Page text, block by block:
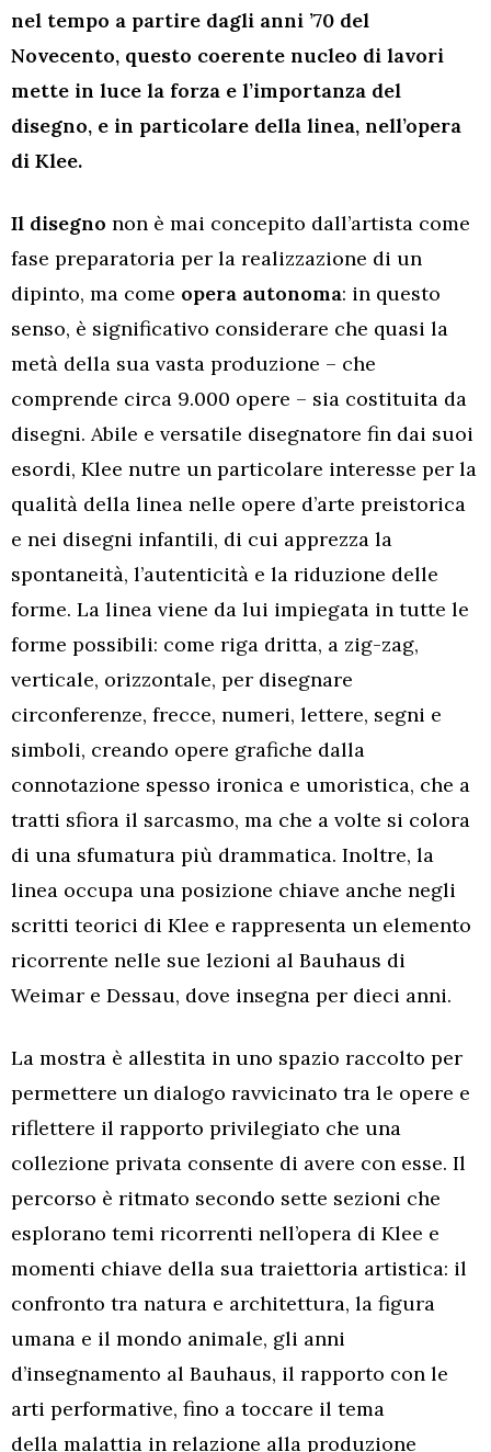
nel tempo a partire dagli anni ’70 del
Novecento, questo coerente nucleo di lavori
mette in luce la forza e l’importanza del
disegno, e in particolare della linea, nell’opera
di Klee.
Il disegno non è mai concepito dall’artista come
fase preparatoria per la realizzazione di un
dipinto, ma come opera autonoma: in questo
senso, è significativo considerare che quasi la
metà della sua vasta produzione – che
comprende circa 9.000 opere – sia costituita da
disegni. Abile e versatile disegnatore fin dai suoi
esordi, Klee nutre un particolare interesse per la
qualità della linea nelle opere d’arte preistorica
e nei disegni infantili, di cui apprezza la
spontaneità, l’autenticità e la riduzione delle
forme. La linea viene da lui impiegata in tutte le
forme possibili: come riga dritta, a zig-zag,
verticale, orizzontale, per disegnare
circonferenze, frecce, numeri, lettere, segni e
simboli, creando opere grafiche dalla
connotazione spesso ironica e umoristica, che a
tratti sfiora il sarcasmo, ma che a volte si colora
di una sfumatura più drammatica. Inoltre, la
linea occupa una posizione chiave anche negli
scritti teorici di Klee e rappresenta un elemento
ricorrente nelle sue lezioni al Bauhaus di
Weimar e Dessau, dove insegna per dieci anni.
La mostra è allestita in uno spazio raccolto per
permettere un dialogo ravvicinato tra le opere e
riflettere il rapporto privilegiato che una
collezione privata consente di avere con esse. Il
percorso è ritmato secondo sette sezioni che
esplorano temi ricorrenti nell’opera di Klee e
momenti chiave della sua traiettoria artistica: il
confronto tra natura e architettura, la figura
umana e il mondo animale, gli anni
d’insegnamento al Bauhaus, il rapporto con le
arti performative, fino a toccare il tema
della malattia in relazione alla produzione